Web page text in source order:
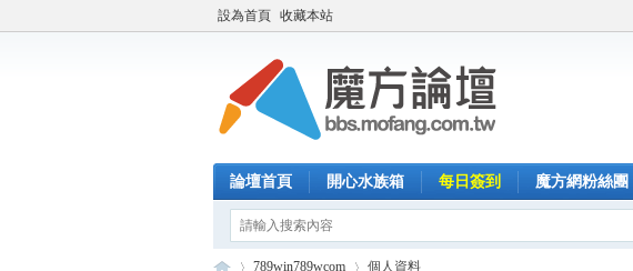
設為首頁 收藏本站
論壇首頁 開心水族箱 每日簽到 魔方網粉絲團
789win789wcom 個人資料